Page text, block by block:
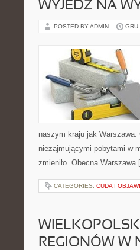
WYJEDŹ NA
POSTED BY ADMIN GRU
naszym kraju jak
niezajmującymi pobytami w
zmieniło. Obecna
CATEGORIES: CUDA I
REGIONÓW W